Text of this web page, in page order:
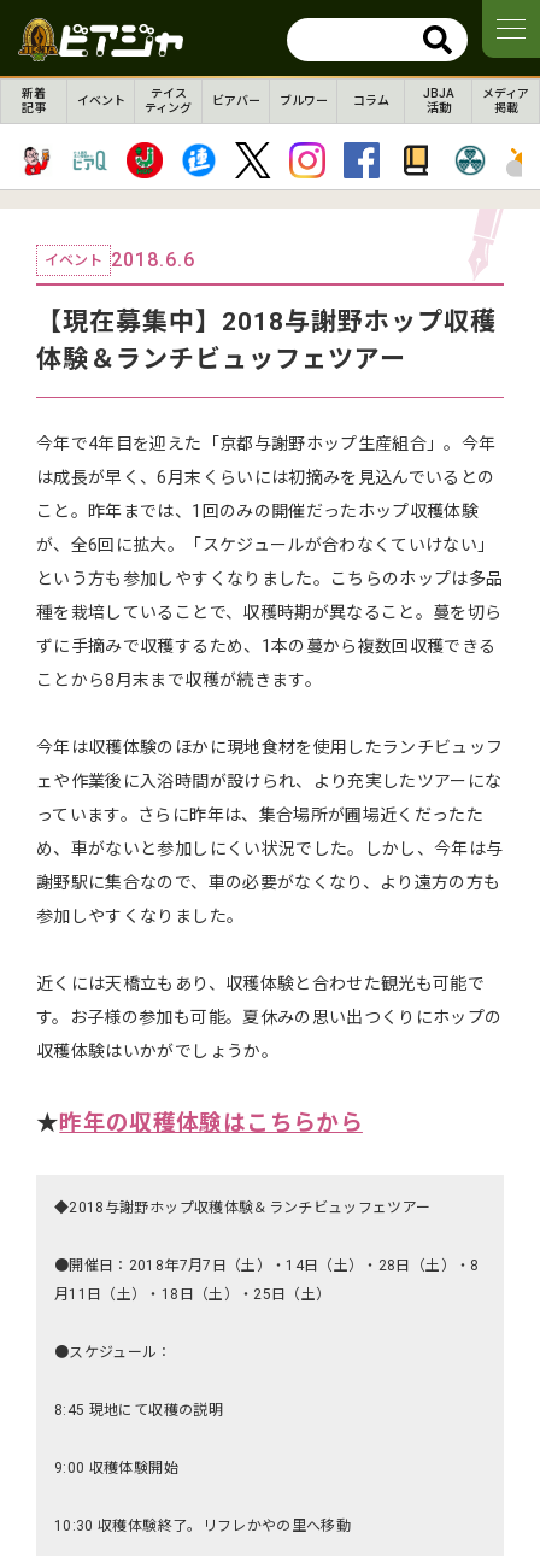
新着
記事
イベント
テイス
ティング
ビアバー ブルワー コラム
JBJA
活動
メディア
掲載
イベント 2018.6.6
【現在募集中】2018与謝野ホップ収穫
体験＆ランチビュッフェツアー
今年で4年目を迎えた「京都与謝野ホップ生産組合」。今年
は成長が早く、6月末くらいには初摘みを見込んでいるとの
こと。昨年までは、1回のみの開催だったホップ収穫体験
が、全6回に拡大。「スケジュールが合わなくていけない」
という方も参加しやすくなりました。こちらのホップは多品
種を栽培していることで、収穫時期が異なること。蔓を切ら
ずに手摘みで収穫するため、1本の蔓から複数回収穫できる
ことから8月末まで収穫が続きます。
今年は収穫体験のほかに現地食材を使用したランチビュッフ
ェや作業後に入浴時間が設けられ、より充実したツアーにな
っています。さらに昨年は、集合場所が圃場近くだったた
め、車がないと参加しにくい状況でした。しかし、今年は与
謝野駅に集合なので、車の必要がなくなり、より遠方の方も
参加しやすくなりました。
近くには天橋立もあり、収穫体験と合わせた観光も可能で
す。お子様の参加も可能。夏休みの思い出つくりにホップの
収穫体験はいかがでしょうか。
★昨年の収穫体験はこちらから
◆2018与謝野ホップ収穫体験＆ランチビュッフェツアー
●開催日：2018年7月7日（土）・14日（土）・28日（土）・8
月11日（土）・18日（土）・25日（土）
●スケジュール：
8:45 現地にて収穫の説明
9:00 収穫体験開始
10:30 収穫体験終了。リフレかやの里へ移動